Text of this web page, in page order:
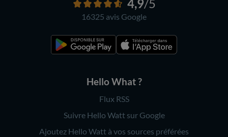
4,9/5
16325 avis Google
Hello What ?
Flux RSS
Suivre Hello Watt sur Google
Ajoutez Hello Watt à vos sources préférées